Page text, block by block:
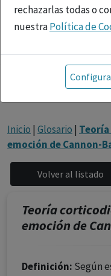
rechazarlas todas o
nuestraPolítica de
Toda la información
referida a productos
tanto, dirigida a
facultados para
con ejercicio
fármacos se facilita a
facultados prescribir
caso concreto, el
necesidades del
Inicio | Glosario |
emoción de Cannon-
Teoría
emoción de
Definición: Según